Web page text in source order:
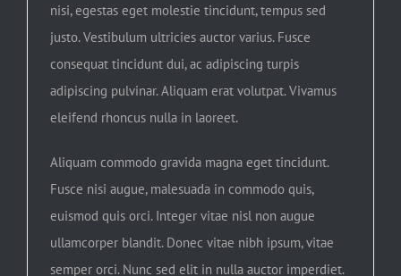
nisi, egestas eget molestie tincidunt, tempus sed
justo. Vestibulum ultricies auctor varius. Fusce
consequat tincidunt dui, ac adipiscing turpis
adipiscing pulvinar. Aliquam erat volutpat. Vivamus
eleifend rhoncus nulla in laoreet.
Aliquam commodo gravida magna eget tincidunt.
Fusce nisi augue, malesuada in commodo quis,
euismod quis orci. Integer vitae nisl non augue
ullamcorper blandit. Donec vitae nibh ipsum, vitae
semper orci. Nunc sed elit in nulla auctor imperdiet.